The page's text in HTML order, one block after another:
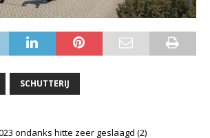
SCHUTTERIJ
ondanks hitte zeer geslaagd (2)